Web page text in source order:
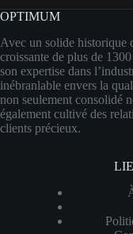
OPTIMUM
Avec un solide historique
croissante de plus de
son expertise dans
inébranlable envers la
non seulement consolidé
également cultivé des
clients précieux.